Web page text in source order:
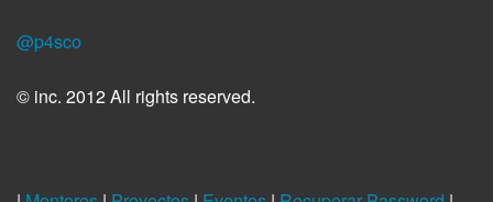
@p4sco
© inc. 2012 All rights reserved.